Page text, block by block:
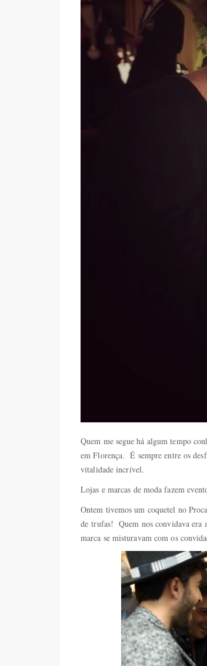
Quem me segue há algum tempo
em Florença. É sempre entre os
vitalidade incrível.
Lojas e marcas de moda fazem
Ontem tivemos um coquetel no
de trufas! Quem nos convidava
marca se misturavam com os